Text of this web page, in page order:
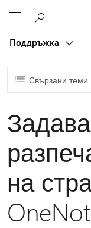
Поддръжка
Свързани теми
на